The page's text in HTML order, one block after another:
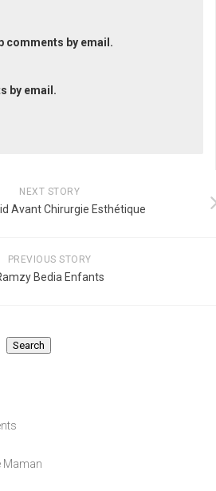
comments by email.
by email.
NEXT STORY
Avant Chirurgie Esthétique
PREVIOUS STORY
Bedia Enfants
Search
Maman